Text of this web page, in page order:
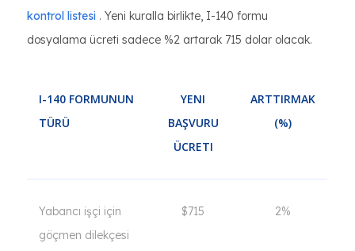
kontrol listesi . Yeni kuralla birlikte, I-140 formu
dosyalama ücreti sadece %2 artarak 715 dolar olacak.
I-140 FORMUNUN
TÜRÜ
YENI
BAŞVURU
ÜCRETI
ARTTIRMAK
(%)
Yabancı işçi için
göçmen dilekçesi
$715 2%